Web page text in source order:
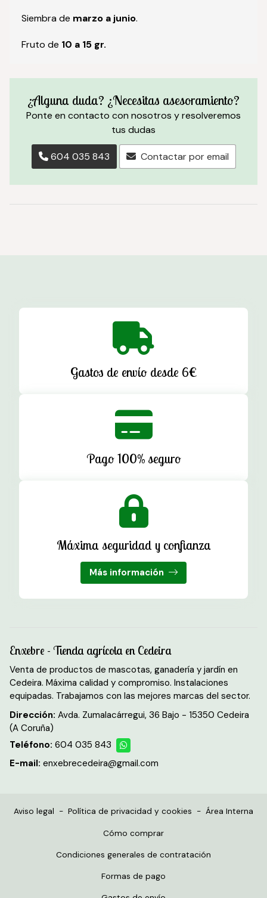
Siembra de marzo a junio.
Fruto de 10 a 15 gr.
¿Alguna duda? ¿Necesitas asesoramiento?
Ponte en contacto con nosotros y resolveremos
tus dudas
604 035 843 Contactar por email
Gastos de envío desde 6€
Pago 100% seguro
Máxima seguridad y confianza
Más información
Enxebre - Tienda agrícola en Cedeira
Venta de productos de mascotas, ganadería y jardín en
Cedeira. Máxima calidad y compromiso. Instalaciones
equipadas. Trabajamos con las mejores marcas del sector.
Dirección: Avda. Zumalacárregui, 36 Bajo - 15350 Cedeira
(A Coruña)
Teléfono: 604 035 843
E-mail: enxebrecedeira@gmail.com
Aviso legal - Política de privacidad y cookies - Área Interna
Cómo comprar
Condiciones generales de contratación
Formas de pago